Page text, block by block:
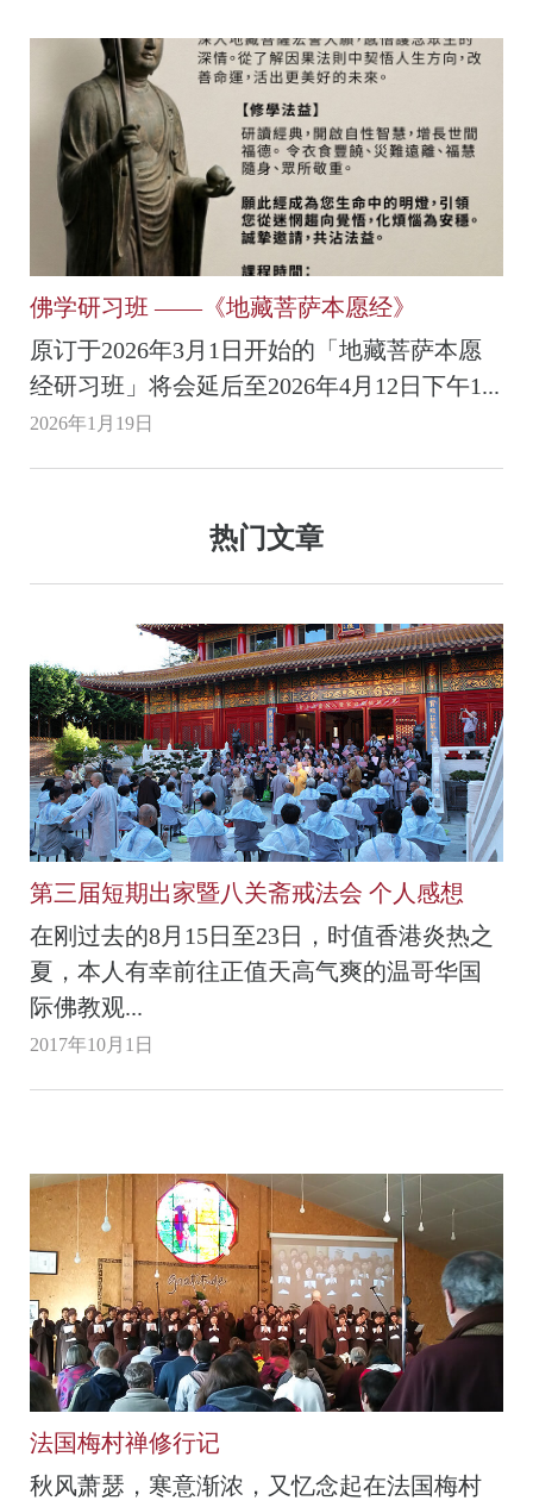
佛学研习班 ——《地藏菩萨本愿经》
原订于2026年3月1日开始的「地藏菩萨本愿
经研习班」将会延后至2026年4月12日下午1...
2026年1月19日
热门文章
第三届短期出家暨八关斋戒法会 个人感想
在刚过去的8月15日至23日，时值香港炎热之
夏，本人有幸前往正值天高气爽的温哥华国
际佛教观...
2017年10月1日
法国梅村禅修行记
秋风萧瑟，寒意渐浓，又忆念起在法国梅村